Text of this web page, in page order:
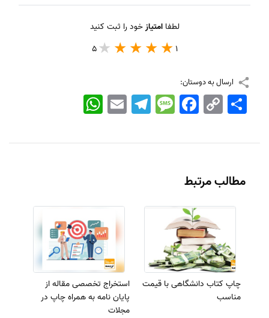
لطفاامتیازخود را ثبت کنید
1
5
ارسال به دوستان:
WhatsApp EmailTelegramMessageFacebook Copy
Link
اشتراک
مطالب مرتبط
چاپ کتاب دانشگاهی با قیمت
مناسب
استخراج تخصصی مقاله از
پایان نامه به همراه چاپ در
مجلات